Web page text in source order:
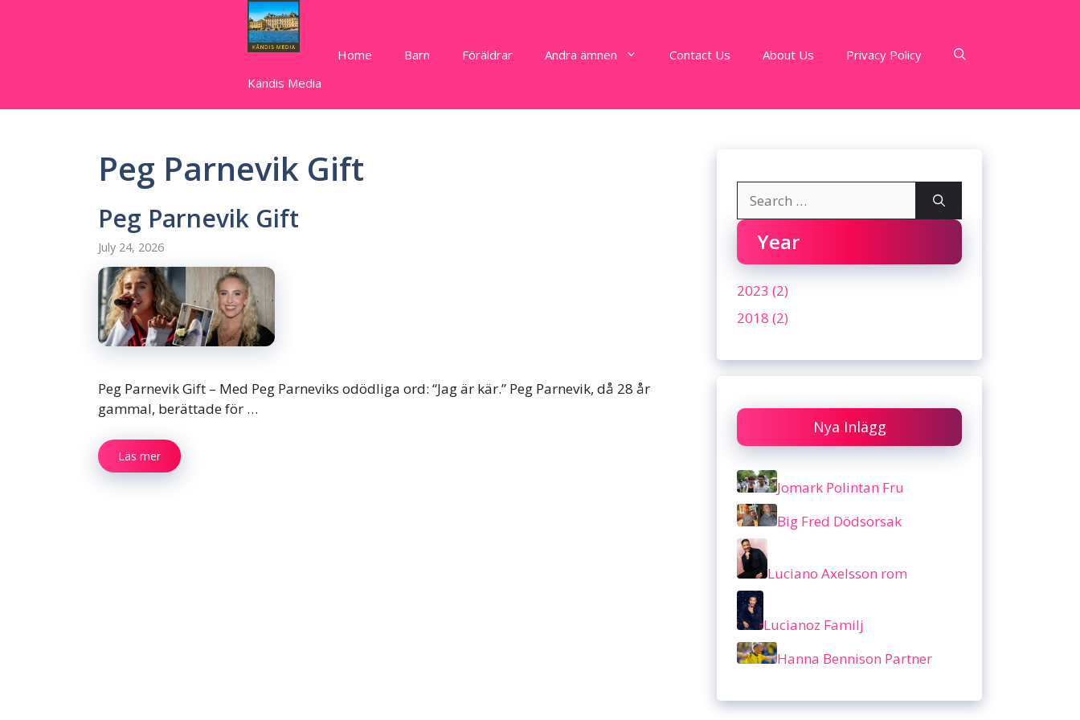
Kändis Media
Home Barn Föräldrar Andra ämnen Contact Us About Us Privacy Policy
Peg Parnevik Gift
Peg Parnevik Gift
July 24, 2026
Peg Parnevik Gift – Med Peg Parneviks odödliga ord: “Jag är kär.” Peg Parnevik, då 28 år
gammal, berättade för …
Läs mer
for:
Year
2023 (2)
2018 (2)
Nya Inlägg
Jomark Polintan Fru
Big Fred Dödsorsak
Luciano Axelsson rom
Lucianoz Familj
Hanna Bennison Partner